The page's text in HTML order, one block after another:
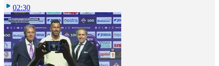
02:30